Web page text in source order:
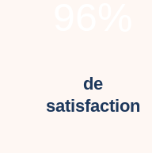
de
satisfaction